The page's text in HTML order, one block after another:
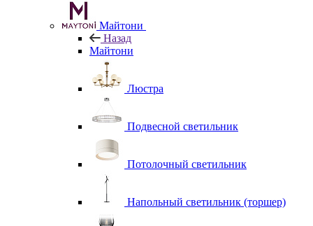
Майтони
Назад
Майтони
Люстра
Подвесной светильник
Потолочный светильник
Напольный светильник (торшер)